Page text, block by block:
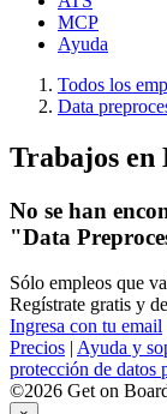
MCP
Ayuda
Todos los
Data
Trabajos en
No se han
"Data
Sólo empleos que
Regístrate gratis y
Ingresa con tu email
Precios | Ayuda y
protección de datos
©2026 Get on